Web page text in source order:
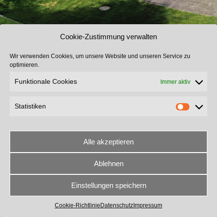
Cookie-Zustimmung verwalten
Wir verwenden Cookies, um unsere Website und unseren Service zu
optimieren.
Funktionale Cookies Immer aktiv
Statistiken
Alle akzeptieren
Ablehnen
Einstellungen speichern
Cookie-Richtlinie Datenschutz Impressum
The contents of this page are copyright © 2024 Mayr Planen und Zelte e.K